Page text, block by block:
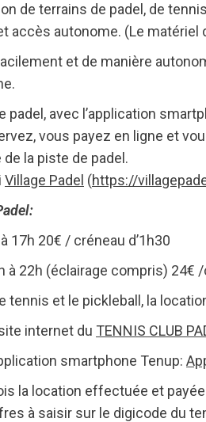
de terrains de padel, de
accès autonome. (Le
et de manière
padel, avec l’application
vous payez en ligne et
de la piste de padel.
Village Padel (https://
17h 20€ / créneau d’1h30
à 22h (éclairage compris) 24€ /
tennis et le pickleball, la
internet du TENNIS CLUB
smartphone Tenup:
la location effectuée et
à saisir sur le digicode du